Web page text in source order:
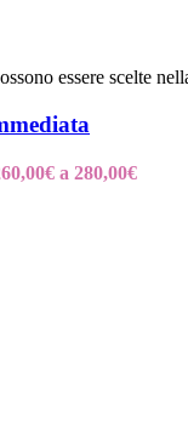
essere scelte
a 280,00€